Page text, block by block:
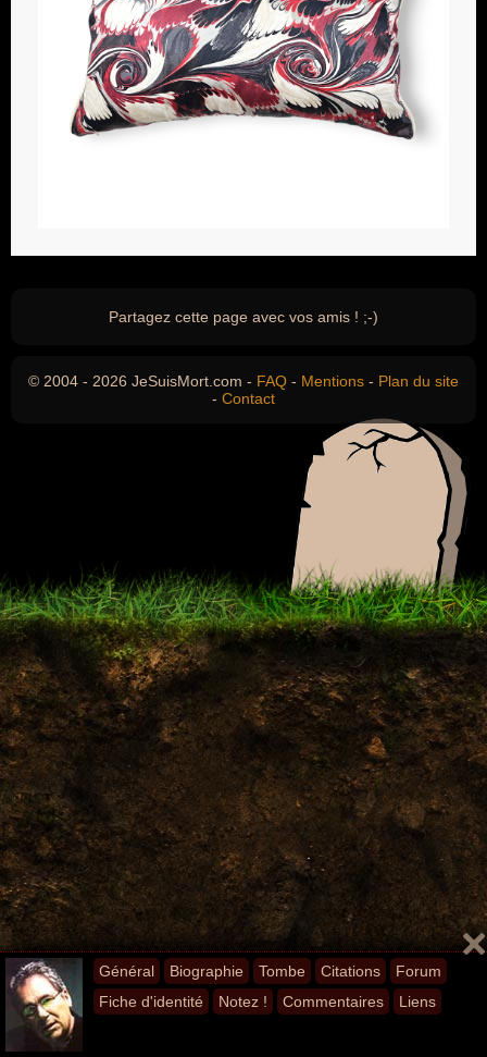
Général Biographie Tombe Citations
Forum
Fiche d'identité
Notez ! Commentaires Liens
Partagez cette page avec vos amis ! ;-)
© 2004 - 2026 JeSuisMort.com - FAQ - Mentions - Plan du site
- Contact